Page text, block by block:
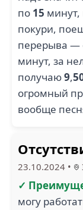
по 15 минут,
покури,
перерыва —
минут, за
получаю9,
огромный
вообще
23.10.2024 •
✓
могу